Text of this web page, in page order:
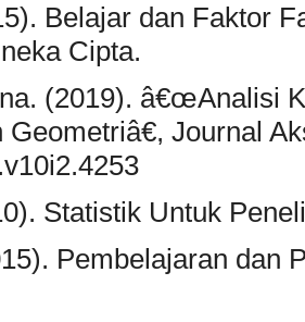
Belajar dan Faktor
Cipta.
(2019). â€œAnalisi
Geometriâ€, Journal
Statistik Untuk
Pembelajaran dan